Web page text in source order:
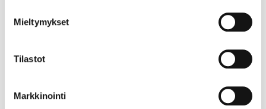
Mieltymykset
Tilastot
Markkinointi